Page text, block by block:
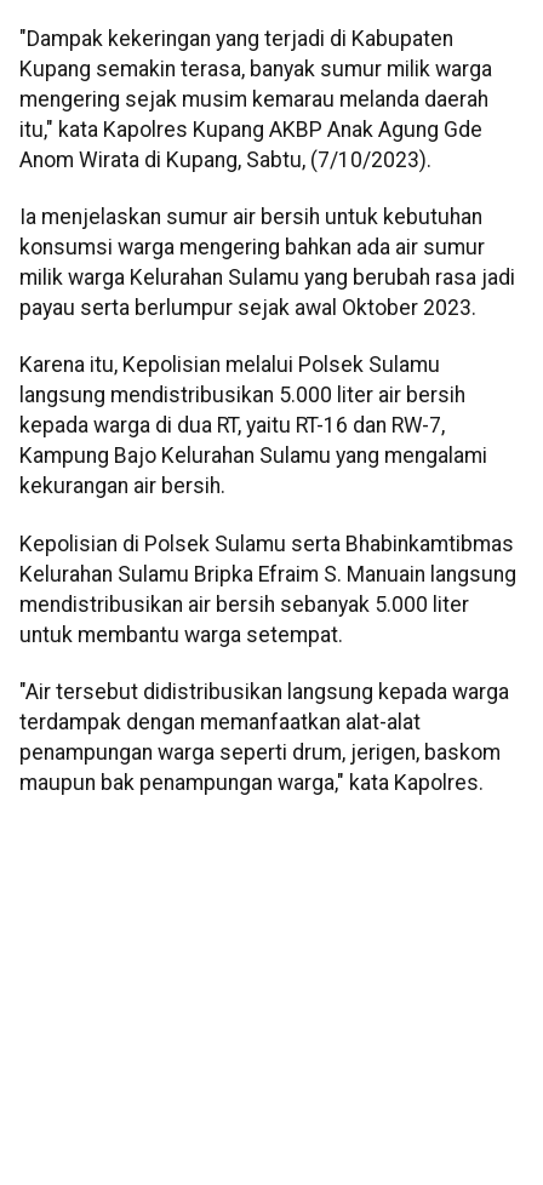
"Dampak kekeringan yang terjadi di Kabupaten
Kupang semakin terasa, banyak sumur milik warga
mengering sejak musim kemarau melanda daerah
itu," kata Kapolres Kupang AKBP Anak Agung Gde
Anom Wirata di Kupang, Sabtu, (7/10/2023).
Ia menjelaskan sumur air bersih untuk kebutuhan
konsumsi warga mengering bahkan ada air sumur
milik warga Kelurahan Sulamu yang berubah rasa jadi
payau serta berlumpur sejak awal Oktober 2023.
Karena itu, Kepolisian melalui Polsek Sulamu
langsung mendistribusikan 5.000 liter air bersih
kepada warga di dua RT, yaitu RT-16 dan RW-7,
Kampung Bajo Kelurahan Sulamu yang mengalami
kekurangan air bersih.
Kepolisian di Polsek Sulamu serta Bhabinkamtibmas
Kelurahan Sulamu Bripka Efraim S. Manuain langsung
mendistribusikan air bersih sebanyak 5.000 liter
untuk membantu warga setempat.
"Air tersebut didistribusikan langsung kepada warga
terdampak dengan memanfaatkan alat-alat
penampungan warga seperti drum, jerigen, baskom
maupun bak penampungan warga," kata Kapolres.